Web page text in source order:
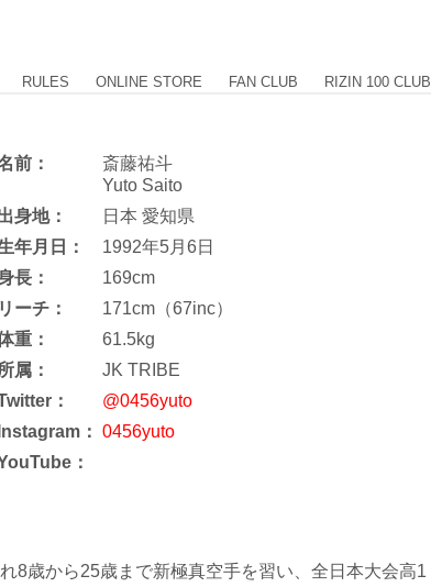
RULES ONLINE STORE FAN CLUB RIZIN 100 CLUB
前：
斎藤祐斗
Yuto Saito
身地：
日本 愛知県
年月日：
1992年5月6日
長：
169cm
リーチ：
171cm（67inc）
重：
61.5kg
所属：
JK TRIBE
：
@0456yuto
Instagram：
0456yuto
：
8歳から25歳まで新極真空手を習い、全日本大会高1